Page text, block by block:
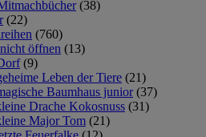
(38)
(22)
(760)
öffnen (13)
(9)
Leben der Tiere (21)
Baumhaus junior (37)
Drache Kokosnuss (31)
Major Tom (21)